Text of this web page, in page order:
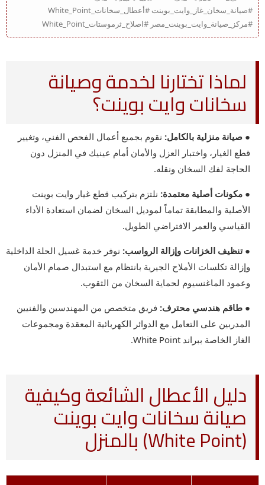
#صيانة_سخان_غاز_وايت_بوينت #أعطال_سخانات_White_Point
#مركز_صيانة_وايت_بوينت_مصر #اصلاح_ثرموستات_White_Point
لماذا تختارنا لخدمة وصيانة
سخانات وايت بوينت؟
● صيانة منزلية بالكامل: نقوم بجميع أعمال الفحص الفني، وتغيير
قطع الغيار، واختبار العزل والأمان أمام عينيك في المنزل دون
الحاجة لفك السخان ونقله.
● مكونات أصلية معتمدة: نلتزم بتركيب قطع غيار وايت بوينت
الأصلية والمطابقة تماماً لموديل السخان لضمان استعادة الأداء
القياسي والعمر الافتراضي الطويل.
● تنظيف الخزانات وإزالة الرواسب: نوفر خدمة غسيل الحلة الداخلية
وإزالة تكلسات الأملاح الجيرية بانتظام مع استبدال صمام الأمان
وعمود الماغنسيوم لحماية السخان من الثقوب.
● طاقم هندسي محترف: فريق متخصص من المهندسين والفنيين
المدربين على التعامل مع الدوائر الكهربائية المعقدة ومجموعات
الغاز الخاصة ببراند White Point.
دليل الأعطال الشائعة وكيفية
صيانة سخانات وايت بوينت
(White Point) بالمنزل